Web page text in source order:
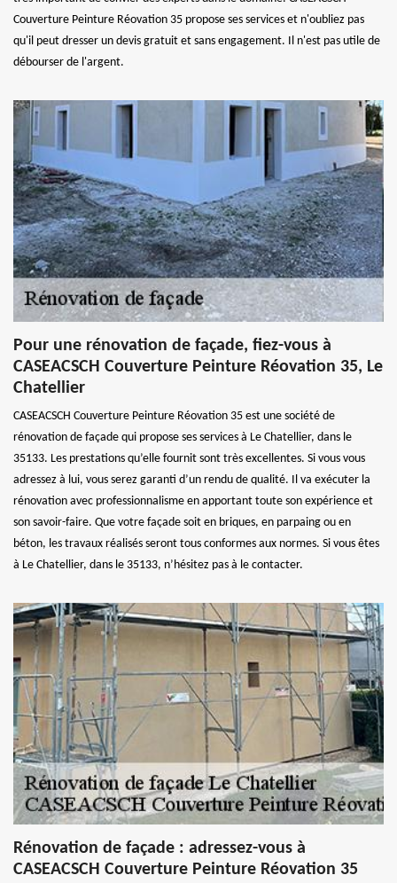
Couverture Peinture Réovation 35 propose ses services et n'oubliez pas
qu'il peut dresser un devis gratuit et sans engagement. Il n'est pas utile de
débourser de l'argent.
Pour une rénovation de façade, fiez-vous à
CASEACSCH Couverture Peinture Réovation 35, Le
Chatellier
CASEACSCH Couverture Peinture Réovation 35 est une société de
rénovation de façade qui propose ses services à Le Chatellier, dans le
35133. Les prestations qu’elle fournit sont très excellentes. Si vous vous
adressez à lui, vous serez garanti d’un rendu de qualité. Il va exécuter la
rénovation avec professionnalisme en apportant toute son expérience et
son savoir-faire. Que votre façade soit en briques, en parpaing ou en
béton, les travaux réalisés seront tous conformes aux normes. Si vous êtes
à Le Chatellier, dans le 35133, n’hésitez pas à le contacter.
Rénovation de façade : adressez-vous à
CASEACSCH Couverture Peinture Réovation 35